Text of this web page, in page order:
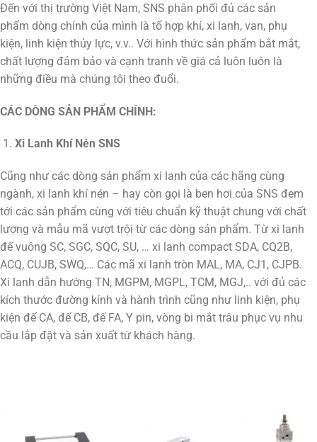
Đến với thị trường Việt Nam, SNS phân phối đủ các sản
phẩm dòng chính của mình là tổ hợp khí, xi lanh, van, phụ
kiện, linh kiện thủy lực, v.v.. Với hình thức sản phẩm bắt mắt,
chất lượng đảm bảo và cạnh tranh về giá cả luôn luôn là
những điều mà chúng tôi theo đuổi.
CÁC DÒNG SẢN PHẨM CHÍNH:
Xi Lanh Khí Nén SNS
Cũng như các dòng sản phẩm xi lanh của các hãng cùng
ngành, xi lanh khí nén – hay còn gọi là ben hơi của SNS đem
tới các sản phẩm cùng với tiêu chuẩn kỹ thuật chung với chất
lượng và mẫu mã vượt trội từ các dòng sản phẩm. Từ xi lanh
đế vuông SC, SGC, SQC, SU, … xi lanh compact SDA, CQ2B,
ACQ, CUJB, SWQ,… Các mã xi lanh tròn MAL, MA, CJ1, CJPB.
Xi lanh dẫn hướng TN, MGPM, MGPL, TCM, MGJ,.. với đủ các
kích thước đường kính và hành trình cũng như linh kiện, phụ
kiện đế CA, đế CB, đế FA, Y pin, vòng bi mắt trâu phục vụ nhu
cầu lắp đặt và sản xuất từ khách hàng.